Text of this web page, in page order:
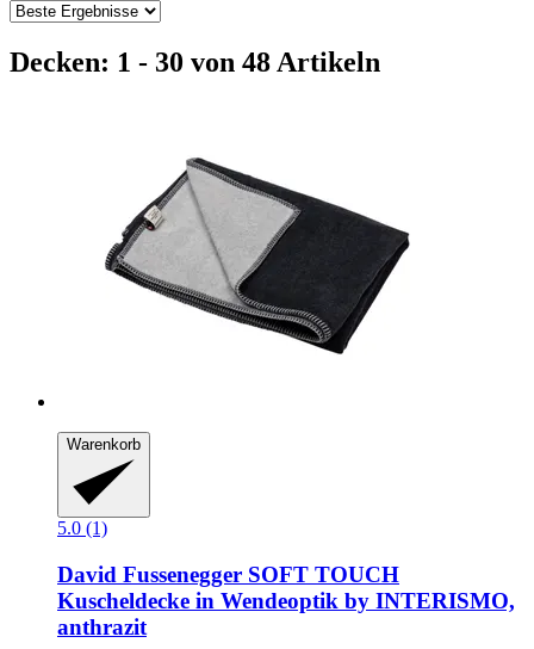
Decken: 1 - 30 von 48 Artikeln
Warenkorb
5.0 (1)
David Fussenegger SOFT TOUCH
Kuscheldecke in Wendeoptik by INTERISMO,
anthrazit